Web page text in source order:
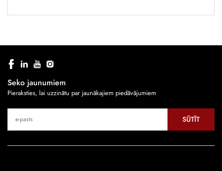
Seko jaunumiem
Pieraksties, lai uzzinātu par jaunākajiem piedāvājumiem
SŪTĪT